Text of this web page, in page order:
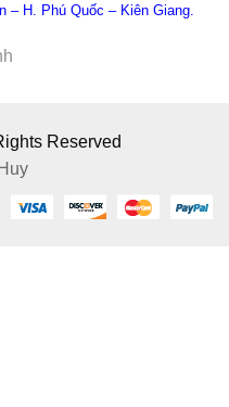
H. Phú Quốc – Kiên Giang.
Reserved